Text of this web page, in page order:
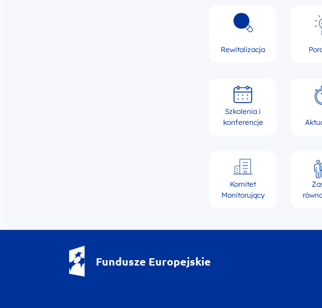
Rewitalizacja
Szkolenia i
konferencje
Komitet
Monitorujący
Fundusze Europejskie